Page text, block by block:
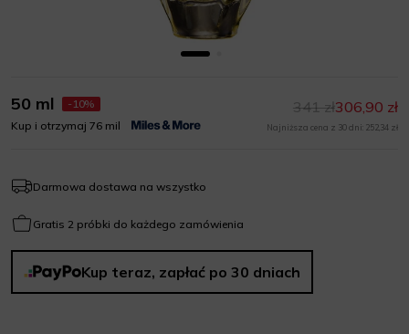
50 ml
-10%
Kup i otrzymaj 76 mil
306,90 zł
341 zł
Najniższa cena z 30 dni: 252,34 zł
Darmowa dostawa na wszystko
Gratis 2 próbki do każdego zamówienia
Kup teraz, zapłać po 30 dniach